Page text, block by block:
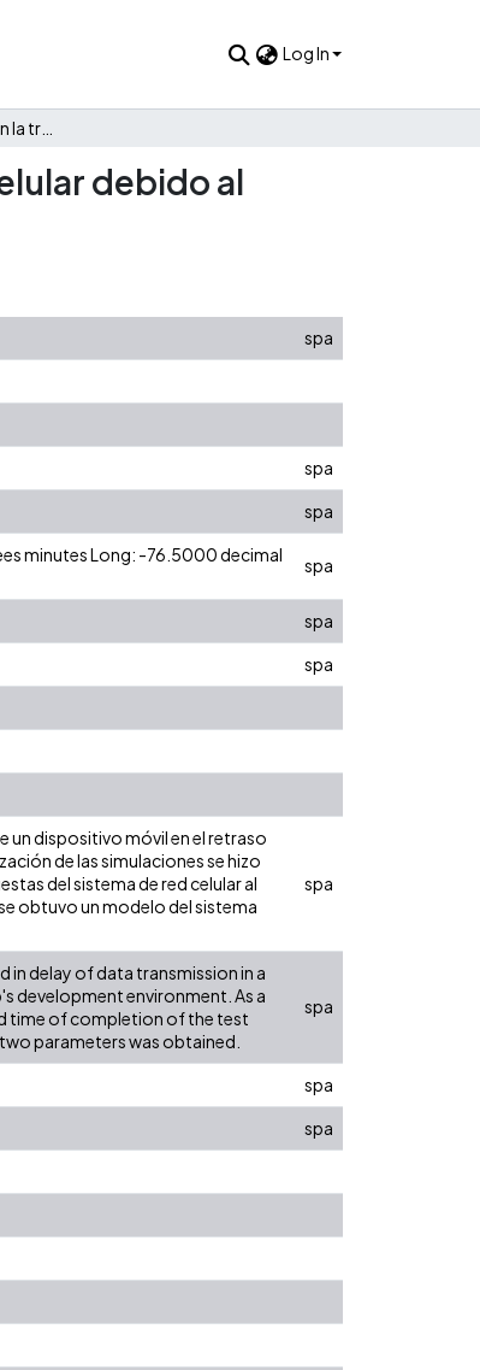
Log In
debido al
spa
spa
spa
minutes Long: -76.5000 decimal
spa
spa
spa
un dispositivo móvil en el retraso
de las simulaciones se hizo
del sistema de red celular al
obtuvo un modelo del sistema
spa
delay of data transmission in a
development environment. As a
time of completion of the test
parameters was obtained.
spa
spa
spa